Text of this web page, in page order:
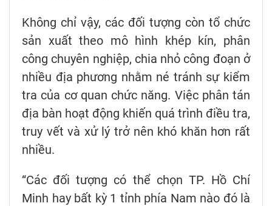
Không chỉ vậy, các đối tượng còn tổ chức
sản xuất theo mô hình khép kín, phân
công chuyên nghiệp, chia nhỏ công đoạn ở
nhiều địa phương nhằm né tránh sự kiểm
tra của cơ quan chức năng. Việc phân tán
địa bàn hoạt động khiến quá trình điều tra,
truy vết và xử lý trở nên khó khăn hơn rất
nhiều.
“Các đối tượng có thể chọn TP. Hồ Chí
Minh hay bất kỳ 1 tỉnh phía Nam nào đó là